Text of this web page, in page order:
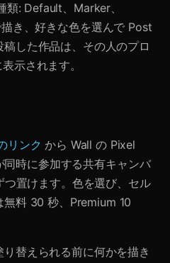
類: Default、Marker、
き、好きな色を選んで Post
した作品は、その人のプロ
示されます。
リンク から Wall の Pixel
時に参加する共有キャンバ
つ置けます。色を選び、セル
無料 30 秒、Premium 10
替えられる前に何かを描き